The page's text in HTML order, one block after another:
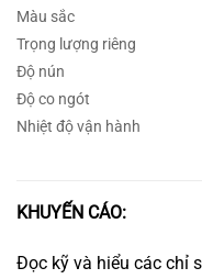
Màu sắc
Trọng lượng riêng
Độ nún
Độ co ngót
Nhiệt độ vận hành
KHUYẾN CÁO:
Đọc kỹ và hiểu các chỉ